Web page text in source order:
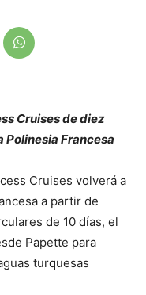
Cruises de diez
Polinesia Francesa
Cruises volverá a
a partir de
de 10 días, el
Papette para
turquesas